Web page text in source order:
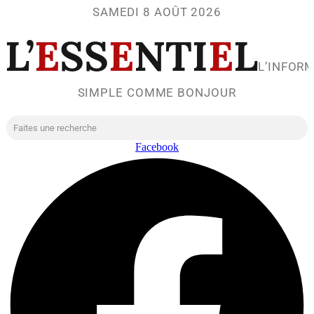
SAMEDI 8 AOÛT 2026
L’ESSENTIEL
SIMPLE COMME BONJOUR
Facebook